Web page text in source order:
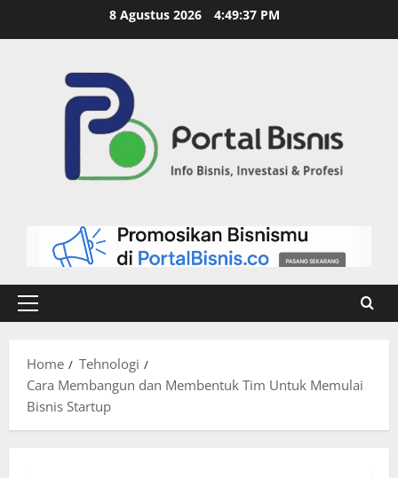
8 Agustus 2026 4:49:38 PM
Home
Tehnologi
Cara Membangun dan Membentuk Tim Untuk Memulai
Bisnis Startup